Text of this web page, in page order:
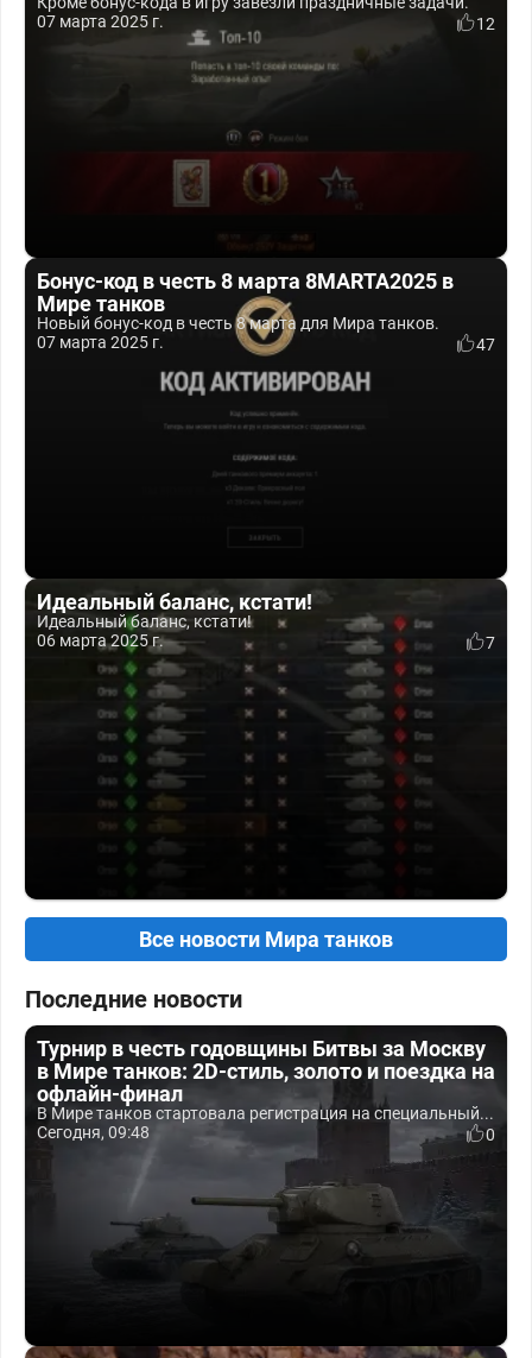
07 марта 2025 г.
12
Бонус-код в честь 8 марта 8MARTA2025 в
Мире танков
Новый бонус-код в честь 8 марта для Мира танков.
07 марта 2025 г.
47
Идеальный баланс, кстати!
Идеальный баланс, кстати!
06 марта 2025 г.
7
Все новости Мира танков
Последние новости
Турнир в честь годовщины Битвы за Москву
в Мире танков: 2D-стиль, золото и поездка на
офлайн-финал
В Мире танков стартовала регистрация на специальный...
Сегодня, 09:48
0